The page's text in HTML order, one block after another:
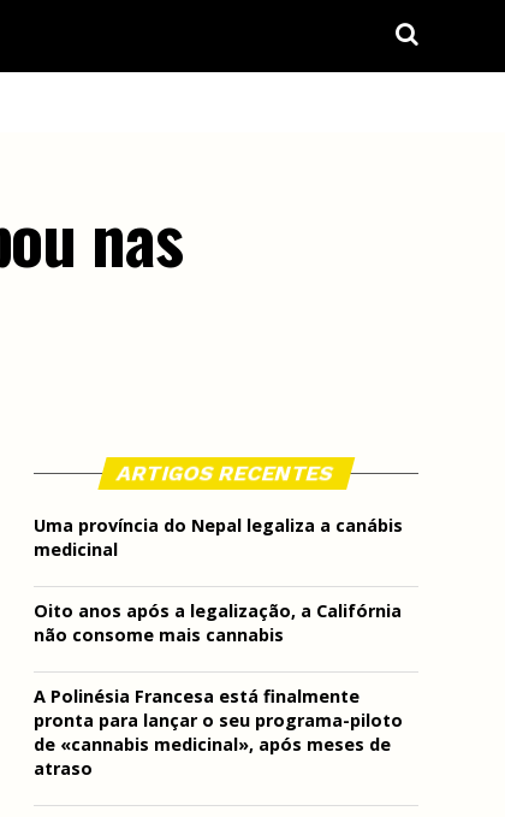
nas
ARTIGOS RECENTES
Uma província do Nepal legaliza a canábis
medicinal
Oito anos após a legalização, a Califórnia
não consome mais cannabis
A Polinésia Francesa está finalmente
pronta para lançar o seu programa-piloto
de «cannabis medicinal», após meses de
atraso